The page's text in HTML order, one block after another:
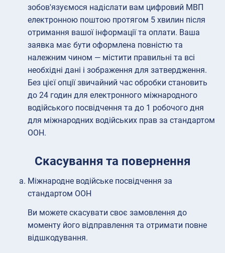
зобов'язуємося надіслати вам цифровий МВП
електронною поштою протягом 5 хвилин після
отримання вашої інформації та оплати. Ваша
заявка має бути оформлена повністю та
належним чином — містити правильні та всі
необхідні дані і зображення для затвердження.
Без цієї опції звичайний час обробки становить
до 24 годин для електронного міжнародного
водійського посвідчення та до 1 робочого дня
для міжнародних водійських прав за стандартом
ООН.
Скасування та повернення
Міжнародне водійське посвідчення за
стандартом ООН
Ви можете скасувати своє замовлення до
моменту його відправлення та отримати повне
відшкодування.